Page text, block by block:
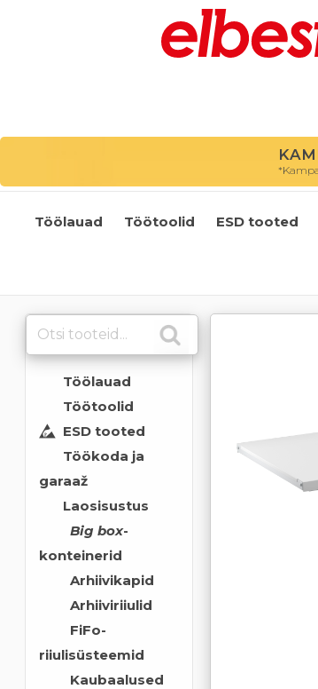
Töölauad Töötoolid ESD tooted
Töölauad
Töötoolid
ESD tooted
Töökoda ja
garaaž
Laosisustus
Big box-
konteinerid
Arhiivikapid
Arhiiviriiulid
FiFo-
riiulisüsteemid
Kaubaalused